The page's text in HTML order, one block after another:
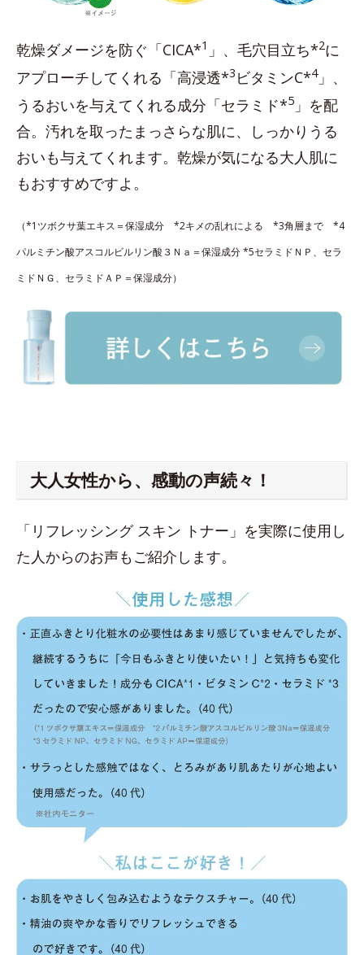
乾燥ダメージを防ぐ「CICA*1 」、毛穴目立ち*2に
アプローチしてくれる「高浸透*3 ビタミンC*4」、
うるおいを与えてくれる成分「セラミド*5 」を配
合。汚れを取ったまっさらな肌に、しっかりうる
おいも与えてくれます。乾燥が気になる大人肌に
もおすすめですよ。
（*1ツボクサ葉エキス＝保湿成分 *2キメの乱れによる *3角層まで *4
パルミチン酸アスコルビルリン酸３Ｎａ＝保湿成分 *5セラミドＮＰ、セラ
ミドＮＧ、セラミドＡＰ＝保湿成分）
大人女性から、感動の声続々！
「リフレッシング スキン トナー」を実際に使用し
た人からのお声もご紹介します。